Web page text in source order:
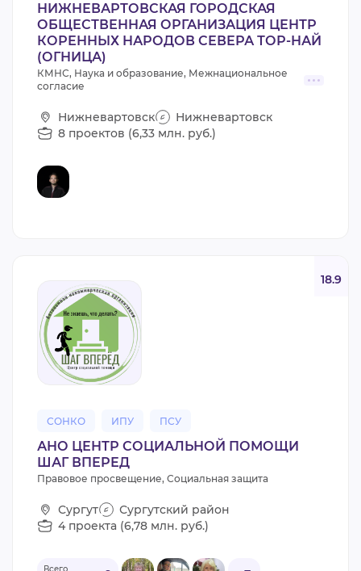
НИЖНЕВАРТОВСКАЯ ГОРОДСКАЯ
ОБЩЕСТВЕННАЯ ОРГАНИЗАЦИЯ ЦЕНТР
КОРЕННЫХ НАРОДОВ СЕВЕРА ТОР-НАЙ
(ОГНИЦА)
КМНС, Наука и образование, Межнациональное
согласие
Нижневартовск
Нижневартовск
8 проектов (6,33 млн. руб.)
СОНКО ИПУ ПСУ
18.9
АНО ЦЕНТР СОЦИАЛЬНОЙ ПОМОЩИ
ШАГ ВПЕРЕД
Правовое просвещение, Социальная защита
Сургут
Сургутский район
4 проекта (6,78 млн. руб.)